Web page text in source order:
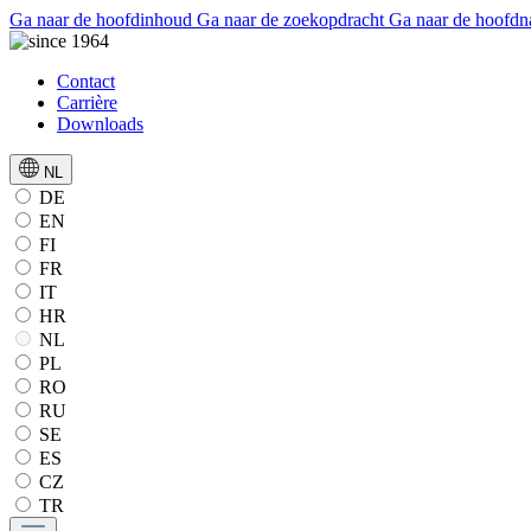
Ga naar de hoofdinhoud Ga naar de zoekopdracht Ga naar de
Contact
Carrière
Downloads
NL
DE
EN
FI
FR
IT
HR
NL
PL
RO
RU
SE
ES
CZ
TR